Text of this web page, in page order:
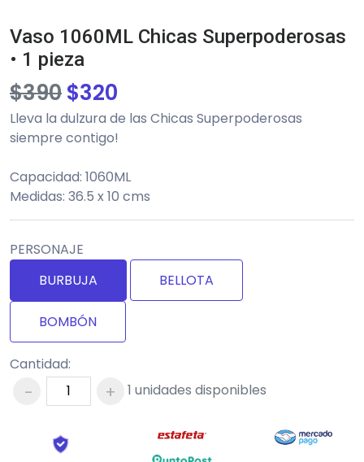
Vaso 1060ML Chicas Superpoderosas
• 1 pieza
$390$320
Lleva la dulzura de las Chicas Superpoderosas
siempre contigo!
Capacidad: 1060ML
Medidas: 36.5 x 10 cms
PERSONAJE
BURBUJA
BELLOTA
BOMBÓN
Cantidad:
- + 1 unidades disponibles